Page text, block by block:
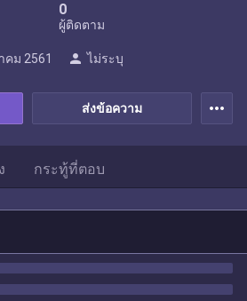
0
ผู้ติดตาม
ส่งข้อความ
คม 2561 person ไม่ระบุ
more_horiz
กระทู้ที่ตอบ